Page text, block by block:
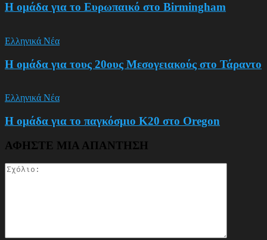
Η ομάδα για το Ευρωπαικό στο Birmingham
Ελληνικά Νέα
Η ομάδα για τους 20ους Μεσογειακούς στο Τάραντο
Ελληνικά Νέα
Η ομάδα για το παγκόσμιο Κ20 στο Oregon
ΑΦΗΣΤΕ ΜΙΑ ΑΠΑΝΤΗΣΗ